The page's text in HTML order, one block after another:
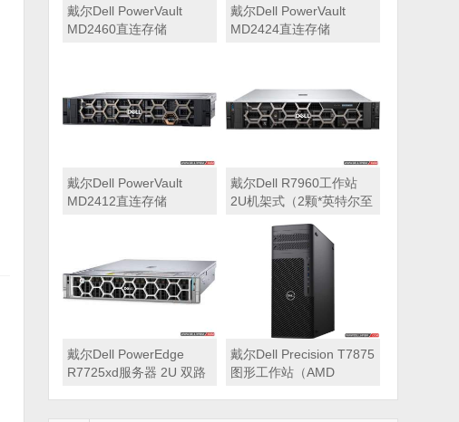
戴尔Dell PowerVault
MD2460直连存储
戴尔Dell PowerVault
MD2424直连存储
戴尔Dell PowerVault
MD2412直连存储
戴尔Dell R7960工作站
2U机架式（2颗*英特尔至
十四核心丨256GB 内存
丨1T固态硬盘+2块*8TB
硬盘丨2*RTX A6000
48GB显卡丨2400W双电
源丨三年质保）
戴尔Dell PowerEdge
R7725xd服务器 2U 双路
戴尔Dell Precision T7875
图形工作站（AMD